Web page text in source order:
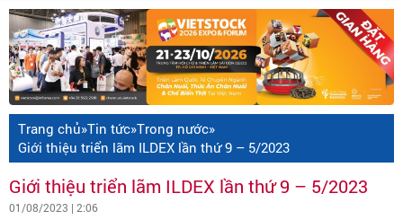
Trang chủ»Tin tức»Trong nước»
Giới thiệu triển lãm ILDEX lần thứ 9 – 5/2023
Giới thiệu triển lãm ILDEX lần thứ 9 – 5/2023
01/08/2023 | 2:06